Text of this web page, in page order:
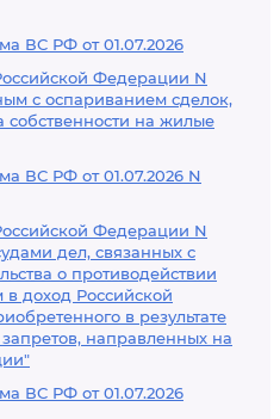
ВС РФ от 01.07.2026
Федерации N
с оспариванием сделок,
на жилые
ВС РФ от 01.07.2026 N
Федерации N
дел, связанных с
о противодействии
доход Российской
в результате
направленных на
ВС РФ от 01.07.2026